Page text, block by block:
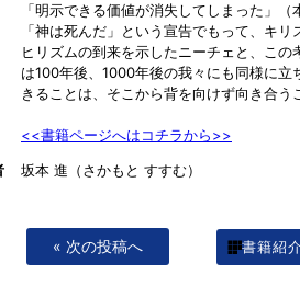
「明示できる価値が消失してしまった」（
「神は死んだ」という宣告でもって、キ
ヒリズムの到来を示したニーチェと、こ
は100年後、1000年後の我々にも同様に
きることは、そこから背を向けず向き合う
<<書籍ページへはコチラから>>
坂本 進（さかもと すすむ）
« 次の投稿へ 書籍紹